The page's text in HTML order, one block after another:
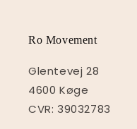
Ro Movement
Glentevej 28
4600 Køge
CVR: 39032783